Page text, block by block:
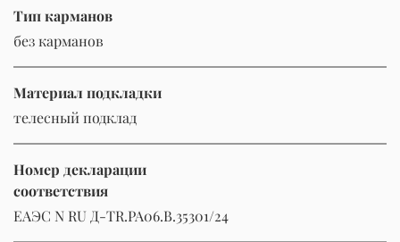
Тип карманов
без карманов
Материал подкладки
телесный подклад
Номер декларации
соответствия
ЕАЭС N RU Д-TR.РА06.В.35301/24